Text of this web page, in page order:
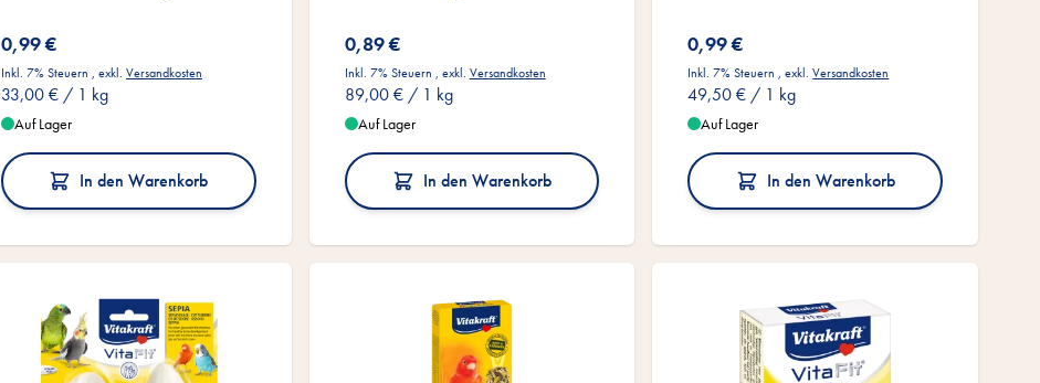
0,99 €
Inkl. 7% Steuern , exkl. Versandkosten
33,00 € / 1 kg
Auf Lager
In den Warenkorb
0,89 €
Inkl. 7% Steuern , exkl. Versandkosten
89,00 €/ 1 kg
Auf Lager
In den Warenkorb
0,99 €
Inkl. 7% Steuern ,exkl.Versandkosten
49,50 € / 1 kg
Auf Lager
In den Warenkorb